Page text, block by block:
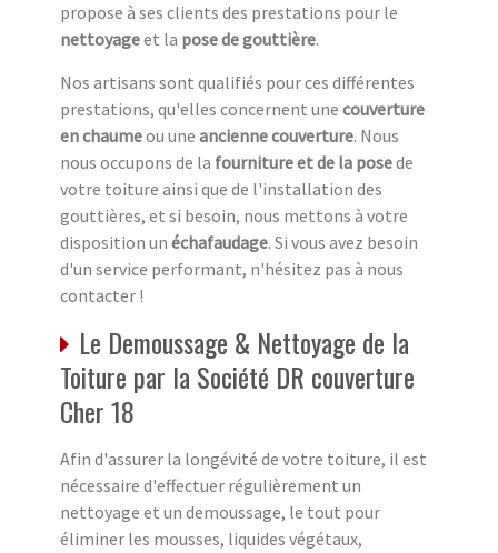
propose à ses clients des prestations pour le
nettoyageet la pose de gouttière.
Nos artisans sont qualifiés pour ces différentes
prestations, qu'elles concernent une couverture
en chaumeou une ancienne couverture. Nous
nous occupons de la fourniture et de la posede
votre toiture ainsi que de l'installation des
gouttières, et si besoin, nous mettons à votre
disposition un échafaudage. Si vous avez besoin
d'un service performant, n'hésitez pas à nous
contacter !
Le Demoussage & Nettoyage de la
Toiture par la Société DR couverture
Cher 18
Afin d'assurer la longévité de votre toiture, il est
nécessaire d'effectuer régulièrement un
nettoyage et un demoussage, le tout pour
éliminer les mousses, liquides végétaux,